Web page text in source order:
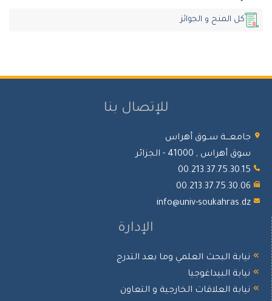
كل المنح و الجوائز
للإتصال بنا
جامعـــة ســوق أهراس
سوق أهراس , 41000 - الجزائر
00.213.37.75.30.15
00.213.37.75.30.06
info@univ-soukahras.dz
الإدارة
نيابة البحث العلمي وما بعد التدرج
نيابة البيداغوجيا
نيابة العلاقات الخارجية و التعاون